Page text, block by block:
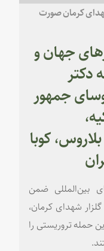
کرمان صورت
جهان و
دکتر
جمهور
کوبا
بین‌المللی ضمن
شهدای کرمان،
حمله تروریستی را